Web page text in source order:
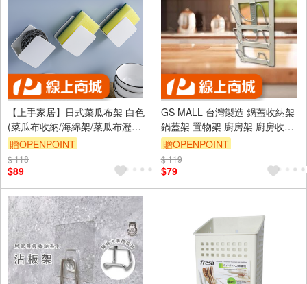
【上手家居】日式菜瓜布架 白色
(菜瓜布收納/海綿架/菜瓜布瀝水/
海綿瀝水架/海綿掛架)
贈OPENPOINT
訂單滿999享9折
$ 118
$89
GS MALL 台灣製造 鍋蓋收納架
鍋蓋架 置物架 廚房架 廚房收納
架 收納架 鍋蓋收納架 廚房收納
贈OPENPOINT
$ 119
$79